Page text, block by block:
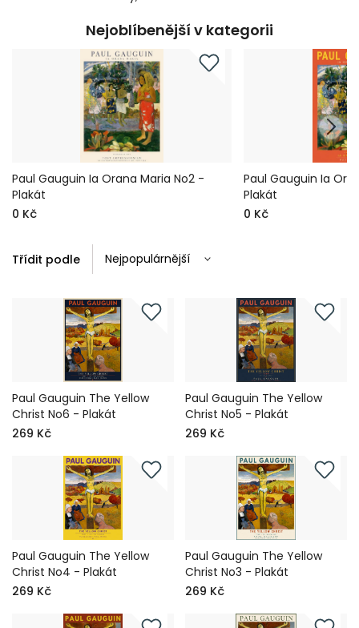
Nejoblíbenější v kategorii
Paul Gauguin Ia Orana Maria No2 -
Plakát
0 Kč
Paul Gauguin Ia
Plakát
0 Kč
Třídit podle
Paul Gauguin The Yellow
Christ No6 - Plakát
269 Kč
Paul Gauguin The Yellow
Christ No5 - Plakát
269 Kč
Paul Gauguin The Yellow
Christ No4 - Plakát
269 Kč
Paul Gauguin The Yellow
Christ No3 - Plakát
269 Kč